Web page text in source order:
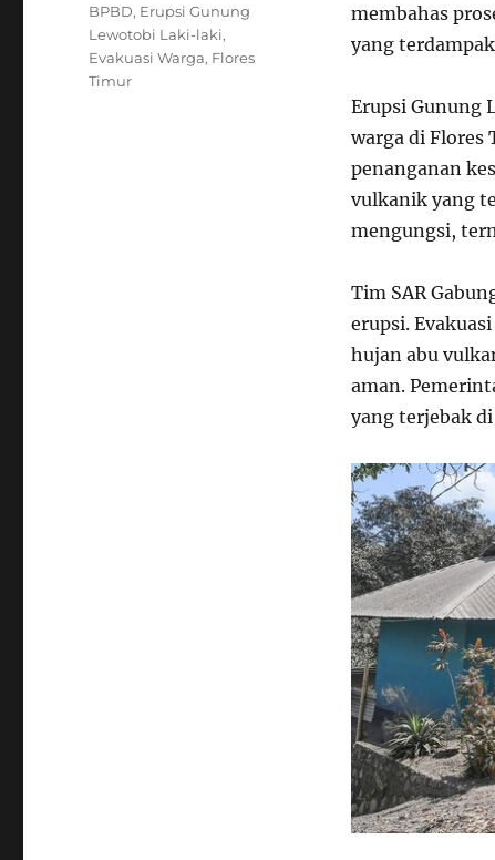
membahas
yang
Erupsi Gunung
warga di Flores
penanganan
vulkanik yang
mengungsi,
Tim SAR
erupsi.
hujan abu
aman.
yang terjebak
Tags
BPBD, Erupsi Gunung
Lewotobi Laki-laki,
Evakuasi Warga, Flores
Timur